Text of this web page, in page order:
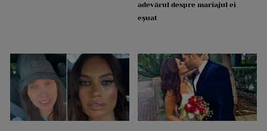
adevărul despre mariajul ei
eșuat